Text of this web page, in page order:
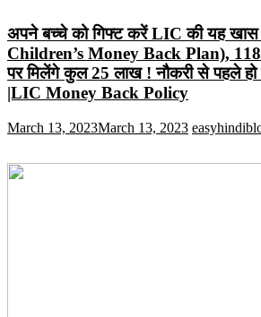
अपने बच्चे को गिफ्ट करें LIC की यह खास
Children’s Money Back Plan), 118
पर मिलेंगे कुल 25 लाख ! नौकरी से पहले हो
|LIC Money Back Policy
March 13, 2023March 13, 2023